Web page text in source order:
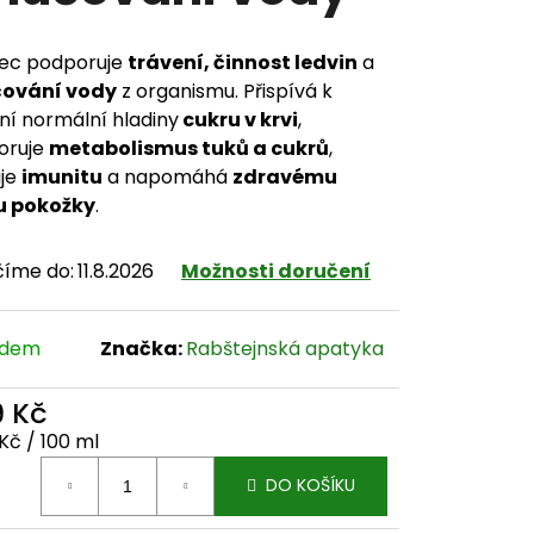
podporuje trávení, činnost ledvin a
vody z organismu. Přispívá k
normální hladinycukru v krvi,
metabolismus tuků a cukrů,
imunitu a napomáhá zdravému
pokožky.
do:11.8.2026 Možnosti doručení
Značka:Rabštejnská apatyka
Kč
cena:
/ 100 ml
DO KOŠÍKU